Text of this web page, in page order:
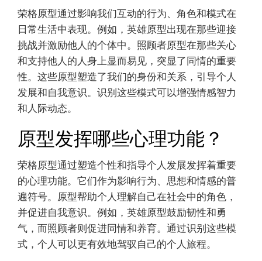
荣格原型通过影响我们互动的行为、角色和模式在
日常生活中表现。例如，英雄原型出现在那些迎接
挑战并激励他人的个体中。照顾者原型在那些关心
和支持他人的人身上显而易见，突显了同情的重要
性。这些原型塑造了我们的身份和关系，引导个人
发展和自我意识。识别这些模式可以增强情感智力
和人际动态。
原型发挥哪些心理功能？
荣格原型通过塑造个性和指导个人发展发挥着重要
的心理功能。它们作为影响行为、思想和情感的普
遍符号。原型帮助个人理解自己在社会中的角色，
并促进自我意识。例如，英雄原型鼓励韧性和勇
气，而照顾者则促进同情和养育。通过识别这些模
式，个人可以更有效地驾驭自己的个人旅程。